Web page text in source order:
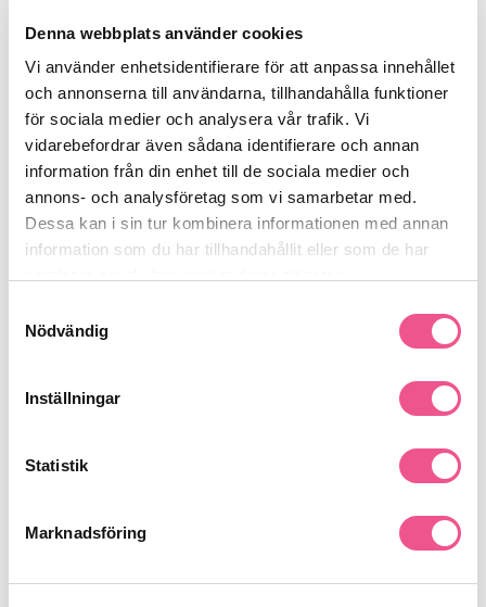
Denna webbplats använder cookies
Vi använder enhetsidentifierare för att anpassa innehållet
och annonserna till användarna, tillhandahålla funktioner
för sociala medier och analysera vår trafik. Vi
vidarebefordrar även sådana identifierare och annan
information från din enhet till de sociala medier och
annons- och analysföretag som vi samarbetar med.
Dessa kan i sin tur kombinera informationen med annan
information som du har tillhandahållit eller som de har
Nödvändig
Inställningar
Statistik
Marknadsföring
Beskrivning
Volymgivande schampo för normalt-fett hår. Stärkande och
glansgivande. Motverkar missfärgningar av föroreningar i vatten.
Anti-green/Chelting.
Produktdetaljer
Recensioner
Finns i:
Liknande produkter